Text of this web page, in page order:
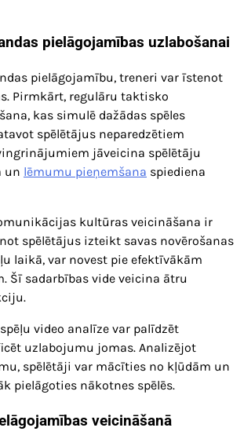
pielāgojamības uzlabošanai
pielāgojamību, treneri var īstenot
Pirmkārt, regulāru taktisko
kas simulē dažādas spēles
spēlētājus neparedzētiem
jāveicina spēlētāju
un lēmumu pieņemšana spiediena
kultūras veicināšana ir
spēlētājus izteikt savas novērošanas
laikā, var novest pie efektīvākām
Šī sadarbības vide veicina ātru
video analīze var palīdzēt
uzlabojumu jomas. Analizējot
spēlētāji var mācīties no kļūdām un
pielāgoties nākotnes spēlēs.
veicināšanā